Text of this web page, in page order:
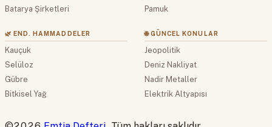
Batarya Şirketleri
Pamuk
🌿 END. HAMMADDELER
Kauçuk
Selüloz
Gübre
Bitkisel Yağ
🌐 GÜNCEL KONULAR
Jeopolitik
Deniz Nakliyat
Nadir Metaller
Elektrik Altyapısı